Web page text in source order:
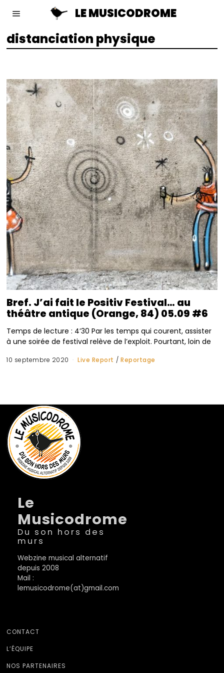
LE MUSICODROME
distanciation physique
Bref. J’ai fait le Positiv Festival… au
théâtre antique (Orange, 84) 05.09 #6
Temps de lecture : 4’30 Par les temps qui courent, assister
à une soirée de festival relève de l’exploit. Pourtant, loin de
10 septembre 2020 Live Report / Reportage
Le
Musicodrome
Du son hors des
murs
Webzine musical alternatif
depuis 2008
Mail :
lemusicodrome(at)gmail.com
CONTACT
L’ÉQUIPE
NOS PARTENAIRES